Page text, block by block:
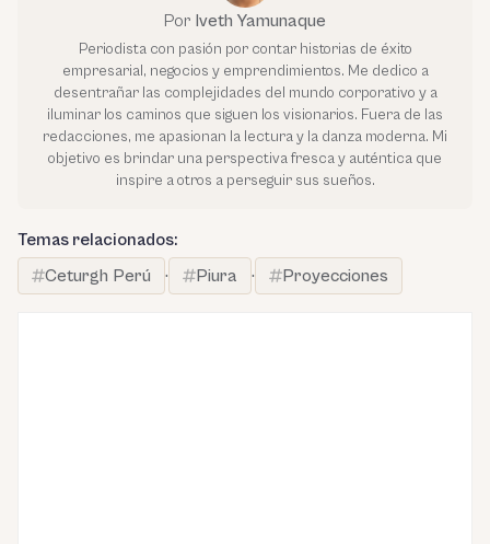
Por Iveth Yamunaque
Periodista con pasión por contar historias de éxito
empresarial, negocios y emprendimientos. Me dedico a
desentrañar las complejidades del mundo corporativo y a
iluminar los caminos que siguen los visionarios. Fuera de las
redacciones, me apasionan la lectura y la danza moderna. Mi
objetivo es brindar una perspectiva fresca y auténtica que
inspire a otros a perseguir sus sueños.
Temas relacionados:
Ceturgh Perú
· Piura · Proyecciones